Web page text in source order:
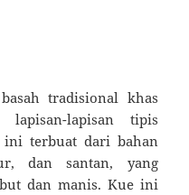
tradisional khas
lapisan tipis
terbuat dari bahan
dan santan, yang
dan manis. Kue ini